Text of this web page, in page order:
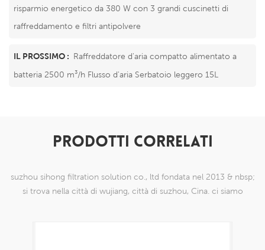
risparmio energetico da 380 W con 3 grandi cuscinetti di
raffreddamento e filtri antipolvere
IL PROSSIMO : Raffreddatore d'aria compatto alimentato a
batteria 2500 m³/h Flusso d'aria Serbatoio leggero 15L
PRODOTTI CORRELATI
suzhou sihong filtration solution co., ltd fondata nel 2013 & nbsp;
si trova nella città di wujiang, città di suzhou, Cina. ci siamo